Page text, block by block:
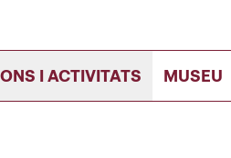
I ACTIVITATS MUSEU